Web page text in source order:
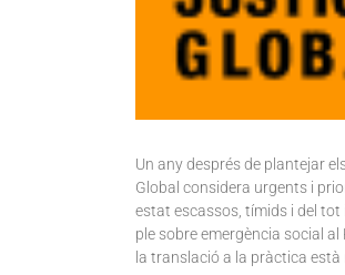
Un any després de plantejar
Global considera urgents i
estat escassos, tímids i del tot
ple sobre emergència social
la translació a la pràctica